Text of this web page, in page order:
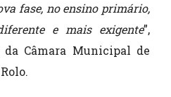
fase, no ensino primário,
e mais exigente”,
Câmara Municipal de